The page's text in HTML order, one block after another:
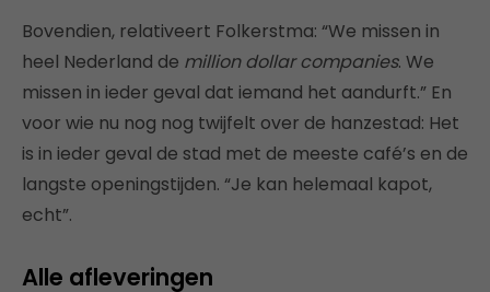
Bovendien, relativeert Folkerstma: “We missen in
heel Nederland de million dollar companies. We
missen in ieder geval dat iemand het aandurft.” En
voor wie nu nog nog twijfelt over de hanzestad: Het
is in ieder geval de stad met de meeste café’s en de
langste openingstijden. “Je kan helemaal kapot,
echt”.
Alle afleveringen